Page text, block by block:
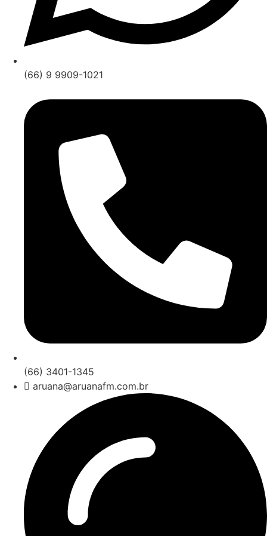
(66) 9 9909-1021
(66) 3401-1345
aruana@aruanafm.com.br